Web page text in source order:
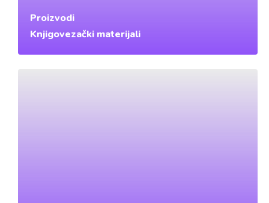
Proizvodi
Knjigovezački materijali